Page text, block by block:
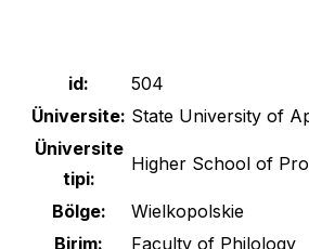
id:
504
Üniversite: State University of
Üniversite
tipi:
Higher School of
Bölge:
Wielkopolskie
Birim:
Faculty of Philology